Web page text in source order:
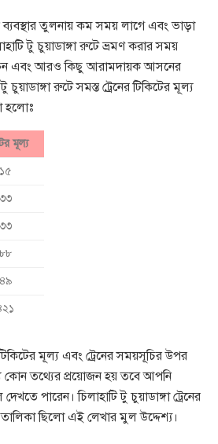
ব্যবস্থার তুলনায় কম সময় লাগে এবং ভাড়া
টু চুয়াডাঙ্গা রুটে ভ্রমণ করার সময়
এবং আরও কিছু আরামদায়ক আসনের
চুয়াডাঙ্গা রুটে সমস্ত ট্রেনের টিকিটের মূল্য
হলোঃ
মূল্য
মূল্য এবং ট্রেনের সময়সূচির উপর
কোন তথ্যের প্রয়োজন হয় তবে আপনি
পারেন। চিলাহাটি টু চুয়াডাঙ্গা ট্রেনের
ছিলো এই লেখার মুল উদ্দেশ্য।